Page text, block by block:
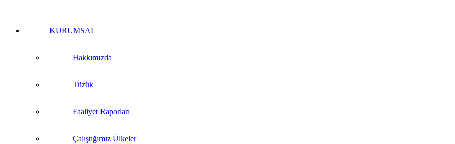
KURUMSAL
Hakkımızda
Tüzük
Faaliyet Raporları
Çalıştığımız Ülkeler